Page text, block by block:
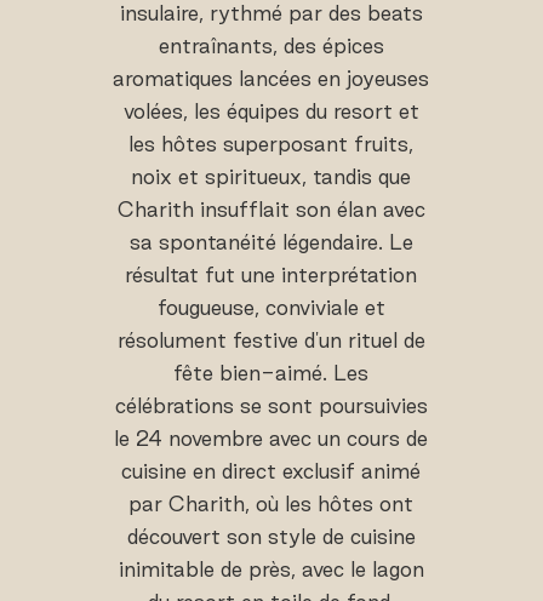
insulaire, rythmé par des beats
entraînants, des épices
aromatiques lancées en joyeuses
volées, les équipes du resort et
les hôtes superposant fruits,
noix et spiritueux, tandis que
Charith insufflait son élan avec
sa spontanéité légendaire. Le
résultat fut une interprétation
fougueuse, conviviale et
résolument festive d'un rituel de
fête bien-aimé. Les
célébrations se sont poursuivies
le 24 novembre avec un cours de
cuisine en direct exclusif animé
par Charith, où les hôtes ont
découvert son style de cuisine
inimitable de près, avec le lagon